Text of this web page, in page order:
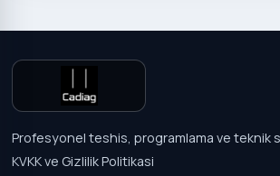
Profesyonel teshis, programlama ve teknik
KVKK ve Gizlilik Politikasi